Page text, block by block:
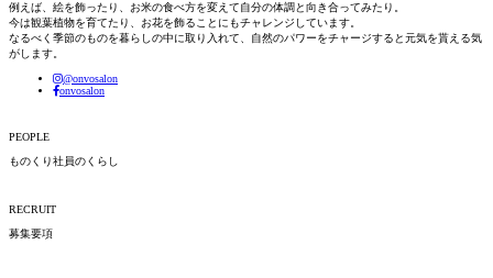
例えば、絵を飾ったり、お米の食べ方を変えて自分の体調と向き合ってみたり。
今は観葉植物を育てたり、お花を飾ることにもチャレンジしています。
なるべく季節のものを暮らしの中に取り入れて、自然のパワーをチャージすると元気を貰える気
がします。
@onvosalon
onvosalon
PEOPLE
ものくり社員のくらし
RECRUIT
募集要項